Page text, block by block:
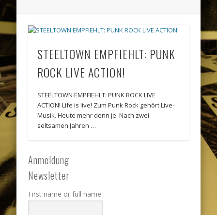
STEELTOWN EMPFIEHLT: PUNK
ROCK LIVE ACTION!
STEELTOWN EMPFIEHLT: PUNK ROCK LIVE
ACTION! Life is live! Zum Punk Rock gehört Live-
Musik. Heute mehr denn je. Nach zwei
seltsamen Jahren …
Anmeldung
Newsletter
First name or full name